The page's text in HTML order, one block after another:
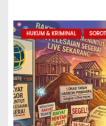
HUKUM & KRIMINAL SOROT